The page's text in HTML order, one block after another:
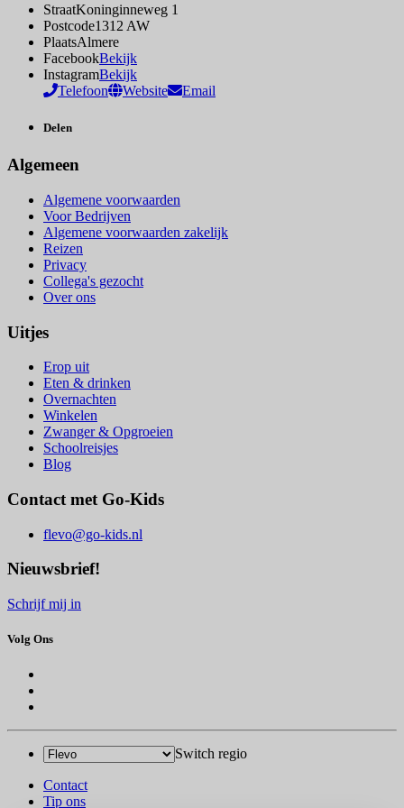
StraatKoninginneweg 1
Postcode1312 AW
PlaatsAlmere
FacebookBekijk
InstagramBekijk
Telefoon
Website Email
Delen
Algemeen
Algemene voorwaarden
Voor Bedrijven
Algemene voorwaarden zakelijk
Reizen
Privacy
Collega's gezocht
Over ons
Uitjes
Erop uit
Eten & drinken
Overnachten
Winkelen
Zwanger & Opgroeien
Schoolreisjes
Blog
Contact met Go-Kids
flevo@go-kids.nl
Nieuwsbrief!
Schrijf mij in
Volg Ons
Switch regio
Contact
Tip ons